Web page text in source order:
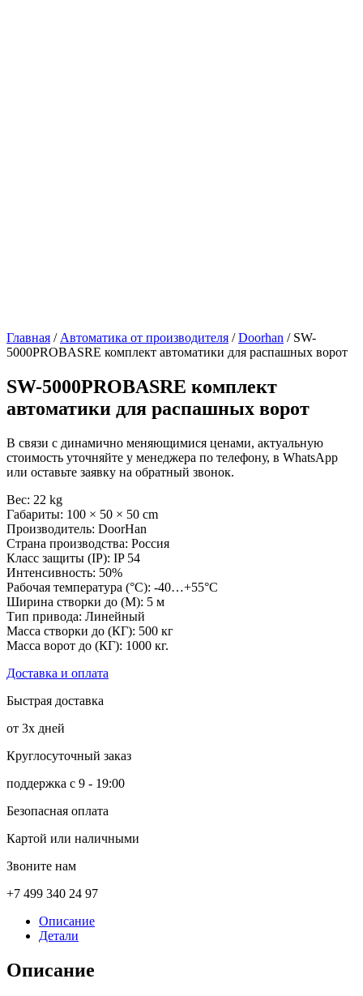
Главная / Автоматика от производителя /Doorhan / SW-
5000PROBASRE комплект автоматики для распашных ворот
SW-5000PROBASRE комплект
автоматики для распашных ворот
В связи с динамично меняющимися ценами, актуальную
стоимость уточняйте у менеджера по телефону, в WhatsApp
или оставьте заявку на обратный звонок.
Вес: 22 kg
Габариты: 100 × 50 × 50 cm
Производитель: DoorHan
Страна производства: Россия
Класс защиты (IP): IP 54
Интенсивность: 50%
Рабочая температура (°C): -40…+55°C
Ширина створки до (М): 5 м
Тип привода: Линейный
Масса створки до (КГ): 500 кг
Масса ворот до (КГ): 1000 кг.
Доставка и оплата
Быстрая доставка
от 3х дней
Круглосуточный заказ
поддержка с 9 - 19:00
Безопасная оплата
Картой или наличными
Звоните нам
+7 499 340 24 97
Описание
Детали
Описание